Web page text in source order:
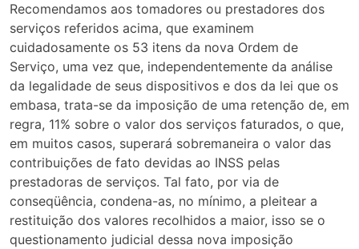
Recomendamos aos tomadores ou prestadores dos
serviços referidos acima, que examinem
cuidadosamente os 53 itens da nova Ordem de
Serviço, uma vez que, independentemente da análise
da legalidade de seus dispositivos e dos da lei que os
embasa, trata-se da imposição de uma retenção de, em
regra, 11% sobre o valor dos serviços faturados, o que,
em muitos casos, superará sobremaneira o valor das
contribuições de fato devidas ao INSS pelas
prestadoras de serviços. Tal fato, por via de
conseqüência, condena-as, no mínimo, a pleitear a
restituição dos valores recolhidos a maior, isso se o
questionamento judicial dessa nova imposição